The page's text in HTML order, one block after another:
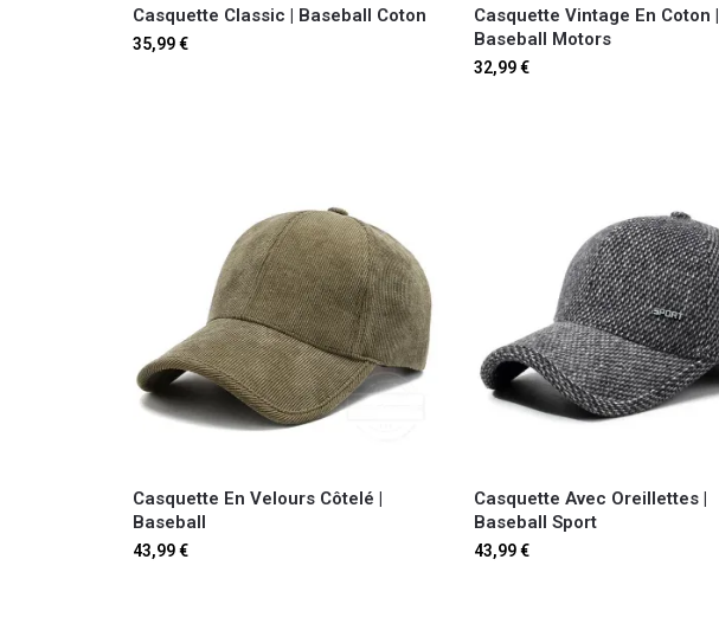
Casquette Classic | Baseball Coton
35,99€
Casquette Vintage En Coton |
Baseball Motors
32,99€
Casquette En Velours Côtelé |
Baseball
43,99€
Casquette Avec Oreillettes |
Baseball Sport
43,99€